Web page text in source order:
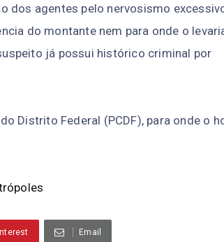
dos agentes pelo nervosismo
do montante nem para onde o
já possui histórico criminal por
Distrito Federal (PCDF), para onde o
Email